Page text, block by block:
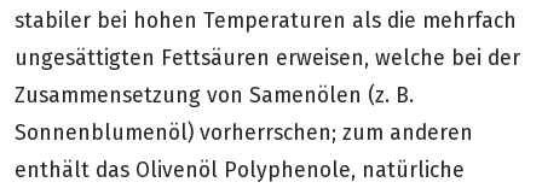
stabiler bei hohen Temperaturen als die mehrfach
ungesättigten Fettsäuren erweisen, welche bei der
Zusammensetzung von Samenölen (z. B.
Sonnenblumenöl) vorherrschen; zum anderen
enthält das Olivenöl Polyphenole, natürliche